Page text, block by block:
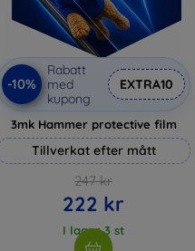
-10%
Rabatt
med
kupong
EXTRA10
3mk Hammer protective film
Tillverkat efter mått
247 kr
222 kr
I lager 3 st